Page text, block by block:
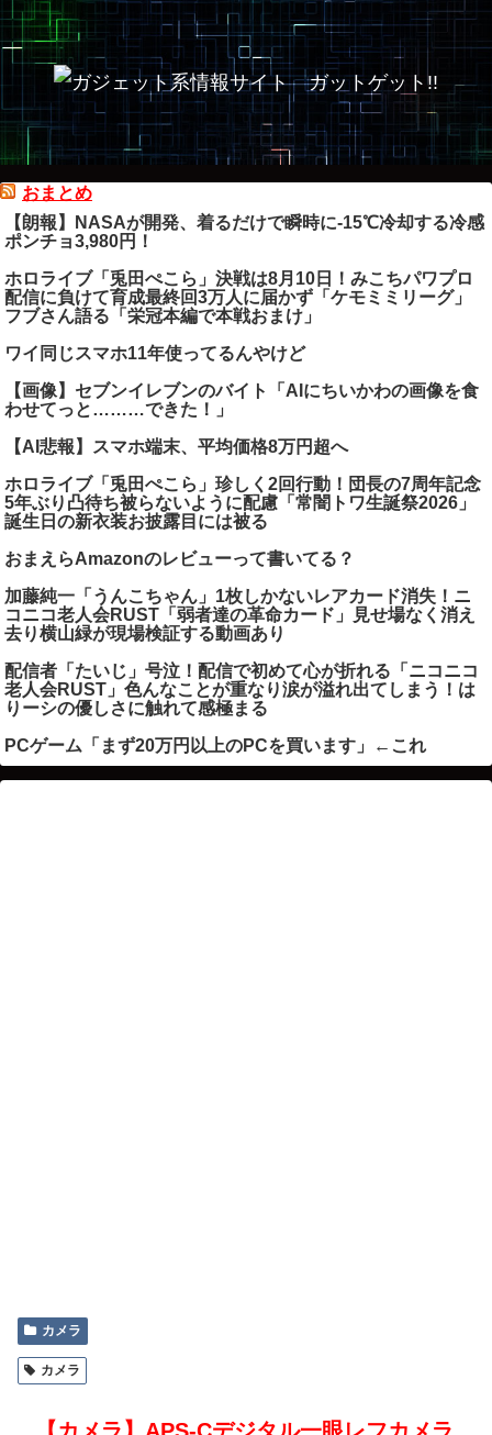
おまとめ
【朗報】NASAが開発、着るだけで瞬時に-15℃冷却する冷感
ポンチョ3,980円！
ホロライブ「兎田ぺこら」決戦は8月10日！みこちパワプロ
配信に負けて育成最終回3万人に届かず「ケモミミリーグ」
フブさん語る「栄冠本編で本戦おまけ」
ワイ同じスマホ11年使ってるんやけど
【画像】セブンイレブンのバイト「AIにちいかわの画像を食
わせてっと………できた！」
【AI悲報】スマホ端末、平均価格8万円超へ
ホロライブ「兎田ぺこら」珍しく2回行動！団長の7周年記念
5年ぶり凸待ち被らないように配慮「常闇トワ生誕祭2026」
誕生日の新衣装お披露目には被る
おまえらAmazonのレビューって書いてる？
加藤純一「うんこちゃん」1枚しかないレアカード消失！ニ
コニコ老人会RUST「弱者達の革命カード」見せ場なく消え
去り横山緑が現場検証する動画あり
配信者「たいじ」号泣！配信で初めて心が折れる「ニコニコ
老人会RUST」色んなことが重なり涙が溢れ出てしまう！は
りーシの優しさに触れて感極まる
PCゲーム「まず20万円以上のPCを買います」←これ
カメラ
カメラ